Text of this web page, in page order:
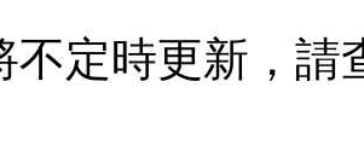
不定時更新，